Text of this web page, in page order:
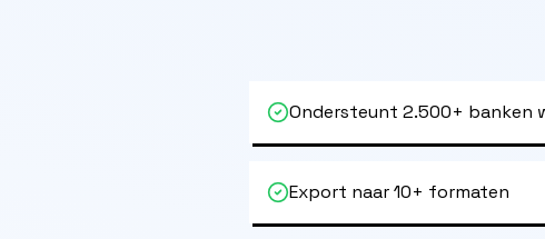
Ondersteunt 2.500+ banken
Export naar 10+ formaten